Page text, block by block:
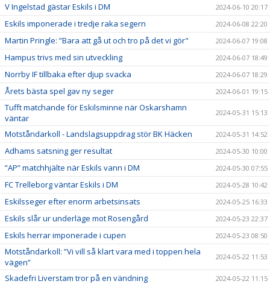
V Ingelstad gästar Eskils i DM 2024-06-10 20:17
Eskils imponerade i tredje raka segern 2024-06-08 22:20
Martin Pringle: ”Bara att gå ut och tro på det vi gör" 2024-06-07 19:08
Hampus trivs med sin utveckling 2024-06-07 18:49
Norrby IF tillbaka efter djup svacka 2024-06-07 18:29
Årets bästa spel gav ny seger 2024-06-01 19:15
Tufft matchande för Eskilsminne när Oskarshamn
väntar
2024-05-31 15:13
Motståndarkoll - Landslagsuppdrag stör BK Häcken 2024-05-31 14:52
Adhams satsning ger resultat 2024-05-30 10:00
”AP” matchhjälte när Eskils vann i DM 2024-05-30 07:55
FC Trelleborg väntar Eskils i DM 2024-05-28 10:42
Eskilsseger efter enorm arbetsinsats 2024-05-25 16:33
Eskils slår ur underläge mot Rosengård 2024-05-23 22:37
Eskils herrar imponerade i cupen 2024-05-23 08:50
Motståndarkoll: ”Vi vill så klart vara med i toppen hela
vägen”
2024-05-22 11:53
Skadefri Liverstam tror på en vändning 2024-05-22 11:15